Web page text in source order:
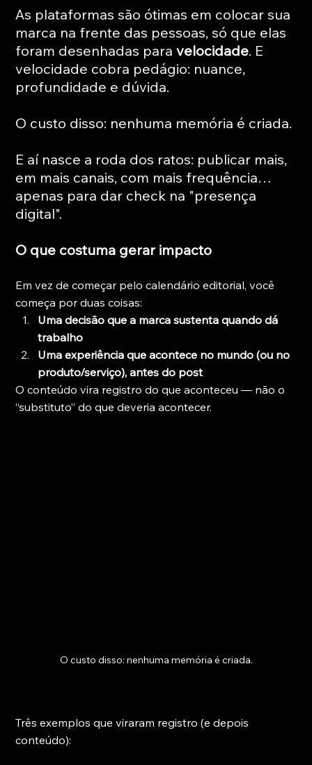
As plataformas são ótimas em colocar sua
marca na frente das pessoas, só que elas
foram desenhadas para velocidade. E
velocidade cobra pedágio: nuance,
profundidade e dúvida.
O custo disso: nenhuma memória é criada.
E aí nasce a roda dos ratos: publicar mais,
em mais canais, com mais frequência…
apenas para dar check na "presença
digital".
O que costuma gerar impacto
Em vez de começar pelo calendário editorial, você
começa por duas coisas:
Uma decisão que a marca sustenta quando dá
trabalho
Uma experiência que acontece no mundo (ou no
produto/serviço), antes do post
O conteúdo vira registro do que aconteceu — não o
“substituto” do que deveria acontecer.
O custo disso: nenhuma memória é criada.
Três exemplos que viraram registro (e depois
conteúdo):